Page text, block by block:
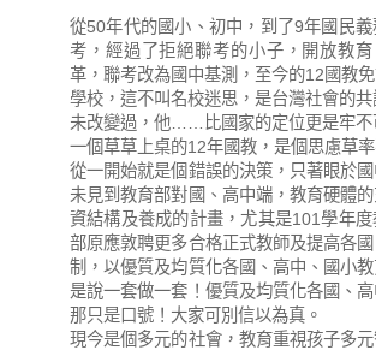
從50年代的國小、初中，到了9年國民
考，經過了拒絕聯考的小子，開放教
革，聯考改為國中基測，至今的12國教
學校，這不叫名校迷思，是台灣社會的
未改變過，他……比國家的定位更是牢不
一個草草上桌的12年國教，是個思慮草
從一開始就是個錯誤的決策，只著眼於
未見到教育部對國、高中端，教育硬體
資結構及養成的計畫，尤其是101學年
部原應敦聘更多合格正式教師及提高各
制，以優質及均質化各國、高中、國小
是說一套做一套！優質及均質化各國、高
那只是口號！大家可別信以為真。
現今是個多元的社會，教育重視孩子多